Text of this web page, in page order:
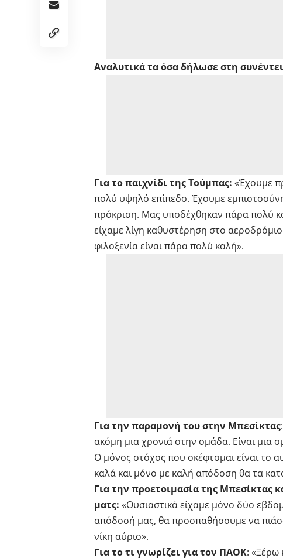
Αναλυτικά τα όσα δήλωσε στη
Για το παιχνίδι της Τούμπας: «Έχουμε
πολύ υψηλό επίπεδο. Έχουμε
πρόκριση. Μας υποδέχθηκαν πάρα πολύ
είχαμε λίγη καθυστέρηση στο
φιλοξενία είναι πάρα πολύ καλή».
Για την παραμονή του στην Μπεσίκτας
ακόμη μια χρονιά στην ομάδα. Είναι μια
Ο μόνος στόχος που σκέφτομαι είναι το
καλά και μόνο με καλή απόδοση θα τα
Για την προετοιμασία της Μπεσίκτας
ματς: «Ουσιαστικά είχαμε μόνο δύο
απόδοσή μας, θα προσπαθήσουμε να
νίκη αύριο».
Για το τι γνωρίζει για τον ΠΑΟΚ: «Ξέρω